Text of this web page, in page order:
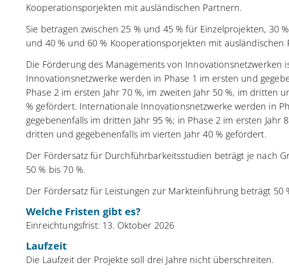
Kooperationsporjekten mit ausländischen Partnern.
Sie betragen zwischen 25 % und 45 % für Einzelprojekten, 30
und 40 % und 60 % Kooperationsporjekten mit ausländischen
Die Förderung des Managements von Innovationsnetzwerken
Innovationsnetzwerke werden in Phase 1 im ersten und
Phase 2 im ersten Jahr 70 %, im zweiten Jahr 50 %, im dritten
% gefördert. Internationale Innovationsnetzwerke werden in
gegebenenfalls im dritten Jahr 95 %; in Phase 2 im ersten Jahr
dritten und gegebenenfalls im vierten Jahr 40 % gefördert.
Der Fördersatz für Durchführbarkeitsstudien beträgt je nach
50 % bis 70 %.
Der Fördersatz für Leistungen zur Markteinführung beträgt 50
Welche Fristen gibt es?
Einreichtungsfrist: 13. Oktober 2026
Laufzeit
Die Laufzeit der Projekte soll drei Jahre nicht überschreiten.